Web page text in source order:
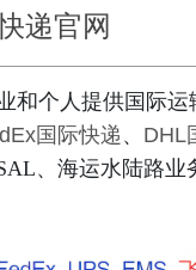
递官网
和个人提供国际
国际快递 、 DHL
、海运水陆路业